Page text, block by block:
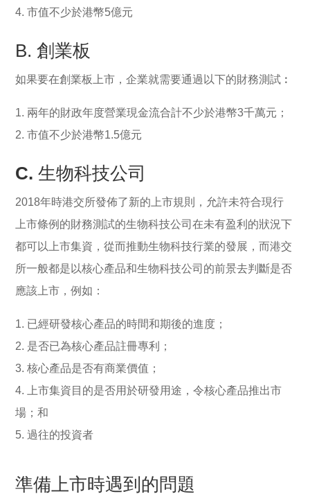
市值不少於港幣5億元
B. 創業板
如果要在創業板上市，企業就需要通過以下的財務測試︰
兩年的財政年度營業現金流合計不少於港幣3千萬元；
市值不少於港幣1.5億元
C. 生物科技公司
2018年時港交所發佈了新的上市規則，允許未符合現行
上市條例的財務測試的生物科技公司在未有盈利的狀況下
都可以上市集資，從而推動生物科技行業的發展，而港交
所一般都是以核心產品和生物科技公司的前景去判斷是否
應該上市，例如：
已經研發核心產品的時間和期後的進度；
是否已為核心產品註冊專利；
核心產品是否有商業價值；
上市集資目的是否用於研發用途，令核心產品推出市
場；和
過往的投資者
準備上市時遇到的問題